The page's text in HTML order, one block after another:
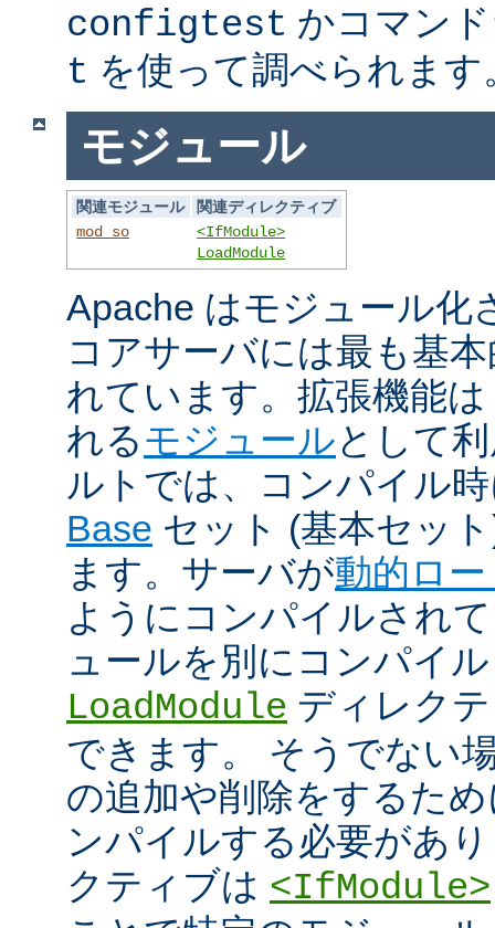
configtest かコマン
t を使って調べられます
モジュール
関連モジュール
関連ディレクティブ
mod_so
<IfModule>
LoadModule
Apache はモジュール化
コアサーバには最も基
れています。拡張機能
れるモジュールとして
ルトでは、コンパイル
Base セット (基本セッ
ます。サーバが動的ロ
ようにコンパイルされ
ュールを別にコンパイ
LoadModule ディレク
できます。 そうでない
の追加や削除をするた
ンパイルする必要があ
クティブは <IfModule>